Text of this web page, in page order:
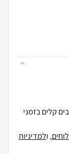
קלים בזמני
, ולמדיניות